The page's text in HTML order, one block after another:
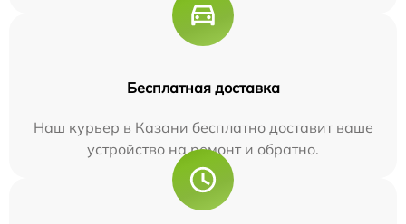
Бесплатная доставка
Наш курьер в Казани бесплатно доставит ваше
устройство на ремонт и обратно.